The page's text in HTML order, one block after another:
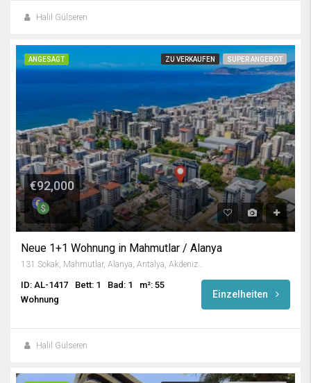
Halil Gülseren
ANGESAGT ZU VERKAUFEN SUPER ANGEBOT
€92,000
Neue 1+1 Wohnung in Mahmutlar / Alanya
131.Sokak, Mahmutlar, Alanya, Antalya, Akdeniz Bölgesi, 07450, Türkiye
ID: AL-1417 Bett: 1 Bad: 1
m²: 55
Wohnung
Einzelheiten
Halil Gülseren